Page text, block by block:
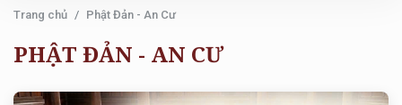
Trang chủ Phật Đản - An Cư
PHẬT ĐẢN - AN CƯ